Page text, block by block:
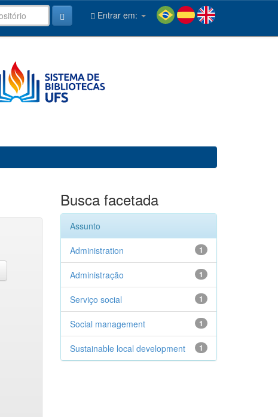
Entrar em:
Busca facetada
Assunto
1
Administration
1
Administração
1
Serviço social
1
Social management
1
Sustainable local development